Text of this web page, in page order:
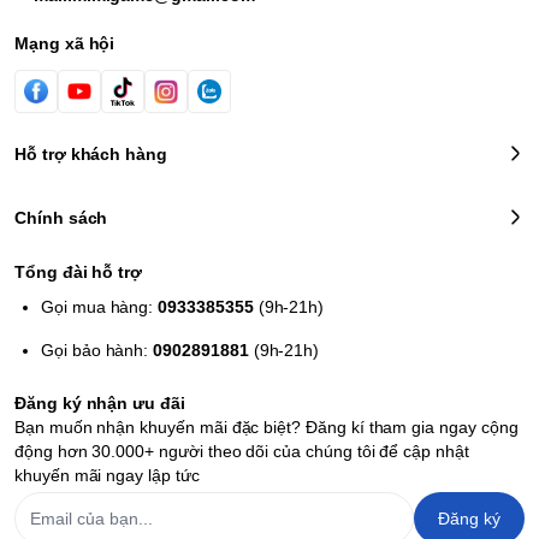
Mạng xã hội
Hỗ trợ khách hàng
Chính sách
Tổng đài hỗ trợ
Gọi mua hàng:0933385355(9h-21h)
Gọi bảo hành:0902891881(9h-21h)
Đăng ký nhận ưu đãi
Bạn muốn nhận khuyến mãi đặc biệt? Đăng kí tham gia ngay cộng
động hơn 30.000+ người theo dõi của chúng tôi để cập nhật
khuyến mãi ngay lập tức
Đăng ký